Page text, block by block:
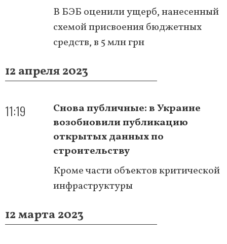
В БЭБ оценили ущерб, нанесенный
схемой присвоения бюджетных
средств, в 5 млн грн
12 апреля 2023
11:19
Снова публичные: в Украине
возобновили публикацию
открытых данных по
строительству
Кроме части объектов критической
инфраструктуры
12 марта 2023